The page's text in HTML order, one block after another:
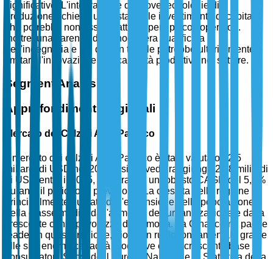
significative. L'integrazione di nuove tecnologie di
produzione richiede un sostanziale investimento di capitale,
che potrebbe non essere fattibile per i piccoli operatori.
Inoltre, una carenza di manodopera qualificata
nell'ingegneria e nel design tessile potrebbe ulteriormente
limitare l'innovazione e le capacità produttive nel settore.
Segment Analysis
Approfondimenti Regionali
Mercato dei Calzini Asia-Pacifico
Il mercato dei calzini Asia-Pacifico è stato valutato 12,5
miliardi di USD nel 2025 e si prevede raggiunga 20,8 miliardi
di USD entro il 2035, registrando un robusto CAGR del 5,2%
durante il periodo di previsione. La crescita della regione è
principalmente guidata dall'espansione della popolazione
della classe media, dall'aumento dell'urbanizzazione e dalla
crescente consapevolezza della moda. La Cina, come paese
leader in questa regione, gioca un ruolo fondamentale grazie
alle sue enormi capacità produttive e alla crescente base di
consumatori. Secondo il Bureau Nazionale di Statistica della